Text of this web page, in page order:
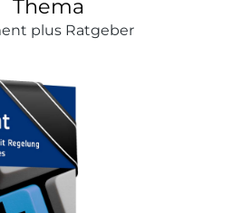
Thema
plus Ratgeber